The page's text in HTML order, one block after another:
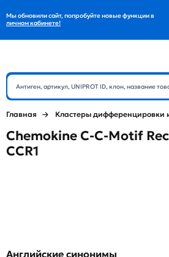
Мы обновили сайт, попробуйте новые функции в
личном кабинете!
Главная Кластеры дифференцировки
Chemokine C-C-Motif
CCR1
Английские синонимы